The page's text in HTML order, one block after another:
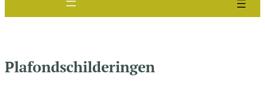
Plafondschilderingen